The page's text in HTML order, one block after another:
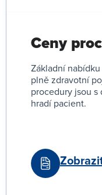
Ceny
Základní
plně zdravotní
procedury jsou
hradí pacient.